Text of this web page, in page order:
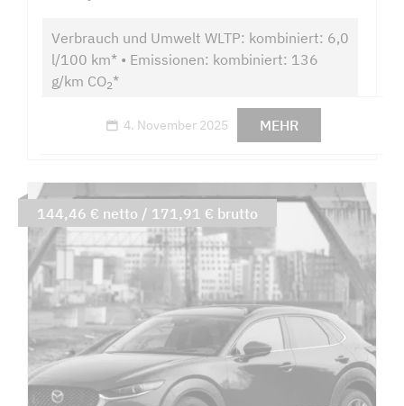
Verbrauch und Umwelt WLTP: kombiniert: 6,0
l/100 km* • Emissionen: kombiniert: 136
g/km CO2*
4. November 2025 MEHR
144,46 € netto / 171,91 € brutto